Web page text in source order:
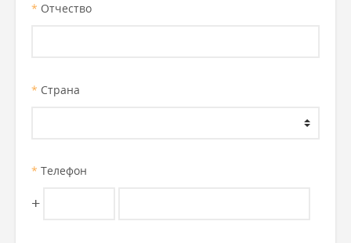
* Отчество
* Страна
* Телефон
+